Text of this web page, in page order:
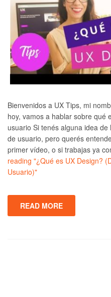
Bienvenidos a UX Tips, mi
hoy, vamos a hablar sobre qué
usuario Si tenés alguna idea
de usuario, pero querés
primer vídeo, o si trabajas ya
reading "¿Qué es UX Design?
Usuario)"
READ MORE